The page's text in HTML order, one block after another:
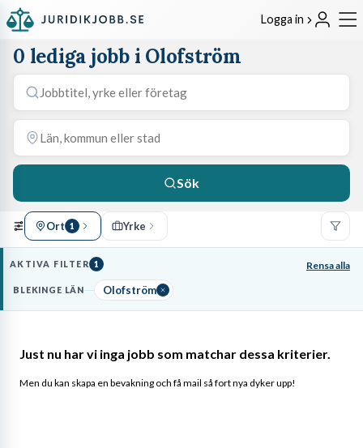
Logga in
0 lediga jobb i Olofström
Sök
Ort 1 Yrke
AKTIVA FILTER 1 Rensa alla
BLEKINGE LÄN Olofström
Just nu har vi inga jobb som matchar dessa kriterier.
Men du kan skapa en bevakning och få mail så fort nya dyker upp!